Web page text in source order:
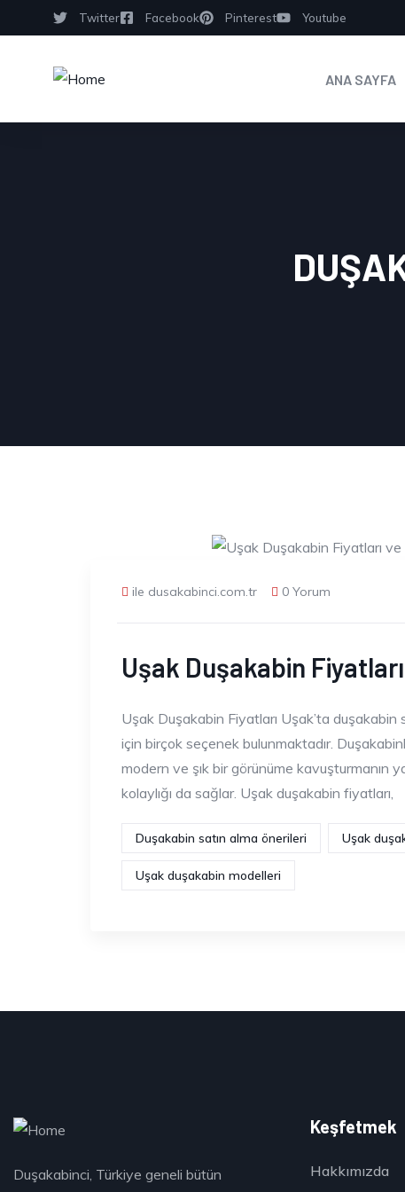
Twitter Facebook Pinterest Youtube
ANA SAYFA
ile dusakabinci.com.tr 0 Yorum
Uşak Duşakabin
Uşak Duşakabin Fiyatları Uşak’ta duşakabin
için birçok seçenek bulunmaktadır.
modern ve şık bir görünüme kavuşturmanın
kolaylığı da sağlar. Uşak duşakabin fiyatları,
Duşakabin satın alma önerileri Uşak
Uşak duşakabin modelleri
Duşakabinci, Türkiye geneli bütün
Keşfetmek
Hakkımızda